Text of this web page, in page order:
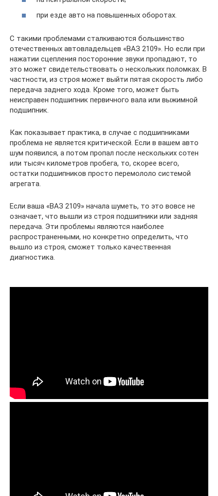
при езде авто на повышенных оборотах.
С такими проблемами сталкиваются большинство
отечественных автовладельцев «ВАЗ 2109». Но если при
нажатии сцепления посторонние звуки пропадают, то
это может свидетельствовать о нескольких поломках. В
частности, из строя может выйти пятая скорость либо
передача заднего хода. Кроме того, может быть
неисправен подшипник первичного вала или выжимной
подшипник.
Как показывает практика, в случае с подшипниками
проблема не является критической. Если в вашем авто
шум появился, а потом пропал после нескольких сотен
или тысяч километров пробега, то, скорее всего,
остатки подшипников просто перемололо системой
агрегата.
Если ваша «ВАЗ 2109» начала шуметь, то это вовсе не
означает, что вышли из строя подшипники или задняя
передача. Эти проблемы являются наиболее
распространенными, но конкретно определить, что
вышло из строя, сможет только качественная
диагностика.